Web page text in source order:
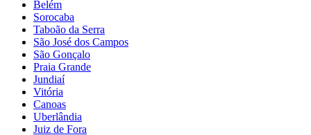
Belém
Sorocaba
Taboão da Serra
São José dos Campos
São Gonçalo
Praia Grande
Jundiaí
Vitória
Canoas
Uberlândia
Juiz de Fora